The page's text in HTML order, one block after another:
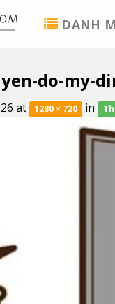
DANH
do-my-
at 1280 × 720 in